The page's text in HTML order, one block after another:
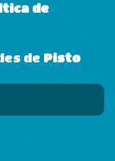
de
de Pisto